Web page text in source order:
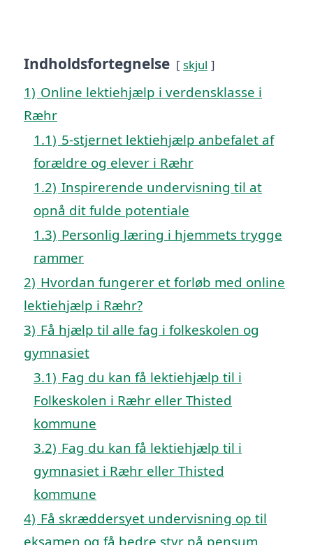
Indholdsfortegnelse skjul
1) Online lektiehjælp i verdensklasse i
Ræhr
1.1) 5-stjernet lektiehjælp anbefalet af
forældre og elever i Ræhr
1.2) Inspirerende undervisning til at
opnå dit fulde potentiale
1.3) Personlig læring i hjemmets trygge
rammer
2) Hvordan fungerer et forløb med online
lektiehjælp i Ræhr?
3) Få hjælp til alle fag i folkeskolen og
gymnasiet
3.1) Fag du kan få lektiehjælp til i
Folkeskolen i Ræhr eller Thisted
kommune
3.2) Fag du kan få lektiehjælp til i
gymnasiet i Ræhr eller Thisted
kommune
4) Få skræddersyet undervisning op til
eksamen og få bedre styr på pensum